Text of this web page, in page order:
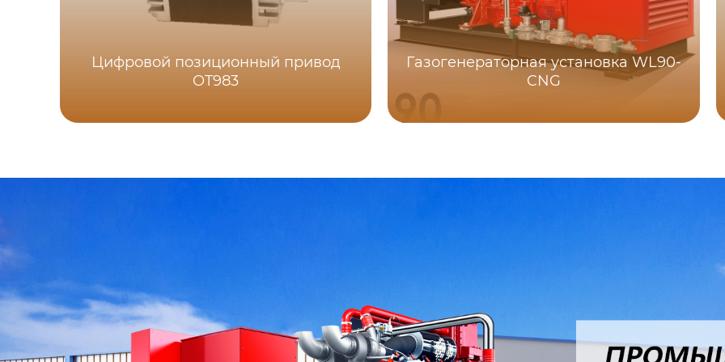
Цифровой позиционный привод
OT983
Газогенераторная установка WL90-
CNG